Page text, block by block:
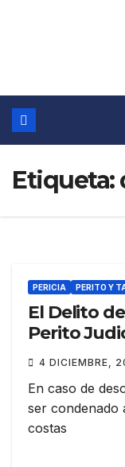
Etiqueta:
PERICIA PERITO Y
El Delito
Perito
4 DICIEMBRE,
En caso de
ser condenado
costas